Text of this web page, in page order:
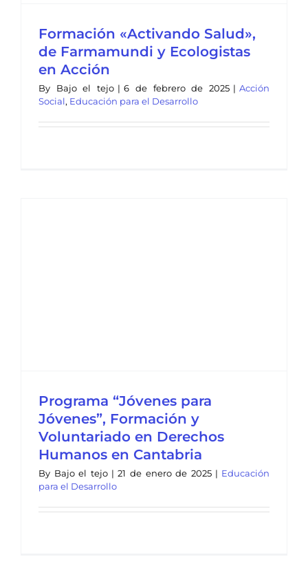
Formación «Activando Salud»,
de Farmamundi y Ecologistas
en Acción
By Bajo el tejo | 6 de febrero de 2025 | Acción
Social, Educación para el Desarrollo
Programa “Jóvenes para
Jóvenes”, Formación y
Voluntariado en Derechos
Humanos en Cantabria
By Bajo el tejo | 21 de enero de 2025 | Educación
para el Desarrollo